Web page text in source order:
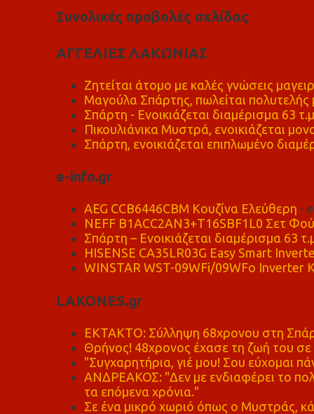
Συνολικές προβολές σελίδας
ΑΓΓΕΛΙΕΣ ΛΑΚΩΝΙΑΣ
Ζητείται άτομο με καλές γνώσεις
Μαγούλα Σπάρτης, πωλείται πολυτελής
Σπάρτη - Ενοικιάζεται διαμέρισμα 63 τ.μ
Πικουλιάνικα Μυστρά, ενοικιάζεται
Σπάρτη, ενοικιάζεται επιπλωμένο
e-info.gr
AEG CCB6446CBM Κουζίνα Ελεύθερη -
NEFF B1ACC2AN3+T16SBF1L0 Σετ
Σπάρτη – Ενοικιάζεται διαμέρισμα 63
HISENSE CA35LR03G Easy Smart
WINSTAR WST-09WFi/09WFo Inverter
LAKONES.gr
ΕΚΤΑΚΤΟ: Σύλληψη 68χρονου στη
Θρήνος! 48χρονος έχασε τη ζωή του
"Συγχαρητήρια, γιέ μου! Σου εύχομαι
ΑΝΔΡΕΑΚΟΣ: "Δεν με ενδιαφέρει το
τα επόμενα χρόνια."
Σε ένα μικρό χωριό όπως ο Μυστράς,